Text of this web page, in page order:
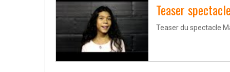
Teaser
Teaser du spectacle